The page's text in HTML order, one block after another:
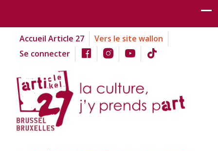
Accueil Article 27
Vers le site wallon
Se connecter